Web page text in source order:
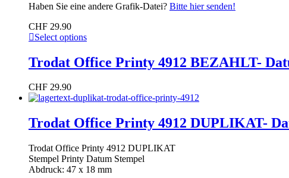
Haben Sie eine andere Grafik-Datei? Bitte hier senden!
CHF 29.90
Select options
Trodat Office Printy 4912 BEZAHLT-
CHF 29.90
Trodat Office Printy 4912 DUPLIKAT-
Trodat Office Printy 4912 DUPLIKAT
Stempel Printy Datum Stempel
Abdruck: 47 x 18 mm